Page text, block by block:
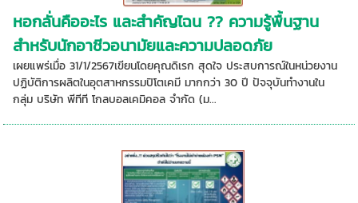
หอกลั่นคืออะไร และสำคัญไฉน ?? ความรู้พื้นฐาน
สำหรับนักอาชีวอนามัยและความปลอดภัย
เผยแพร่เมื่อ 31/1/2567เขียนโดยคุณดิเรก สุดใจ ประสบการณ์ในหน่วยงาน
ปฏิบัติการผลิตในอุตสาหกรรมปิโตเคมี มากกว่า 30 ปี ปัจจุบันทำงานใน
กลุ่ม บริษัท พีทีที โกลบอลเคมิคอล จำกัด (ม...